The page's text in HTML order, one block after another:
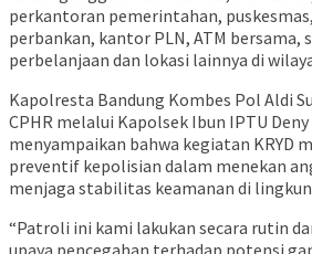
perkantoran pemerintahan,
perbankan, kantor PLN, ATM bersama,
perbelanjaan dan lokasi lainnya di
Kapolresta Bandung Kombes Pol Aldi
CPHR melalui Kapolsek Ibun IPTU
menyampaikan bahwa kegiatan KRYD
preventif kepolisian dalam menekan
menjaga stabilitas keamanan di
“Patroli ini kami lakukan secara rutin